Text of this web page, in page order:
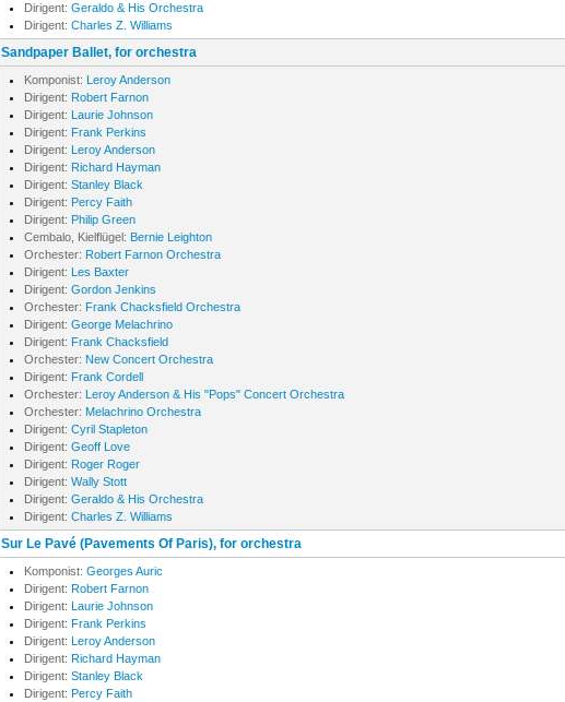
Dirigent: Geraldo & His Orchestra
Dirigent: Charles Z. Williams
Sandpaper Ballet, for orchestra
Komponist: Leroy Anderson
Dirigent: Robert Farnon
Dirigent: Laurie Johnson
Dirigent: Frank Perkins
Dirigent: Leroy Anderson
Dirigent: Richard Hayman
Dirigent: Stanley Black
Dirigent: Percy Faith
Dirigent: Philip Green
Cembalo, Kielflügel: Bernie Leighton
Orchester: Robert Farnon Orchestra
Dirigent: Les Baxter
Dirigent: Gordon Jenkins
Orchester: Frank Chacksfield Orchestra
Dirigent: George Melachrino
Dirigent: Frank Chacksfield
Orchester: New Concert Orchestra
Dirigent: Frank Cordell
Orchester: Leroy Anderson & His "Pops" Concert Orchestra
Orchester: Melachrino Orchestra
Dirigent: Cyril Stapleton
Dirigent: Geoff Love
Dirigent: Roger Roger
Dirigent: Wally Stott
Dirigent: Geraldo & His Orchestra
Dirigent: Charles Z. Williams
Sur Le Pavé (Pavements Of Paris), for orchestra
Komponist: Georges Auric
Dirigent: Robert Farnon
Dirigent: Laurie Johnson
Dirigent: Frank Perkins
Dirigent: Leroy Anderson
Dirigent: Richard Hayman
Dirigent: Stanley Black
Dirigent: Percy Faith